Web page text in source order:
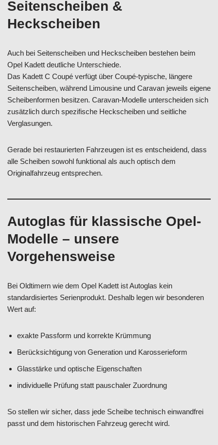
Seitenscheiben &
Heckscheiben
Auch bei Seitenscheiben und Heckscheiben bestehen beim
Opel Kadett deutliche Unterschiede.
Das Kadett C Coupé verfügt über Coupé-typische, längere
Seitenscheiben, während Limousine und Caravan jeweils eigene
Scheibenformen besitzen. Caravan-Modelle unterscheiden sich
zusätzlich durch spezifische Heckscheiben und seitliche
Verglasungen.
Gerade bei restaurierten Fahrzeugen ist es entscheidend, dass
alle Scheiben sowohl funktional als auch optisch dem
Originalfahrzeug entsprechen.
Autoglas für klassische Opel-
Modelle – unsere
Vorgehensweise
Bei Oldtimern wie dem Opel Kadett ist Autoglas kein
standardisiertes Serienprodukt. Deshalb legen wir besonderen
Wert auf:
exakte Passform und korrekte Krümmung
Berücksichtigung von Generation und Karosserieform
Glasstärke und optische Eigenschaften
individuelle Prüfung statt pauschaler Zuordnung
So stellen wir sicher, dass jede Scheibe technisch einwandfrei
passt und dem historischen Fahrzeug gerecht wird.